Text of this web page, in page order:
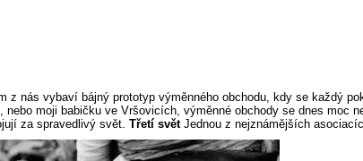
z nás vybaví bájný prototyp výměnného obchodu, kdy se každý
moji babičku ve Vršovicích, výměnné obchody se dnes moc
za spravedlivý svět. Třetí světJednou z nejznámějších